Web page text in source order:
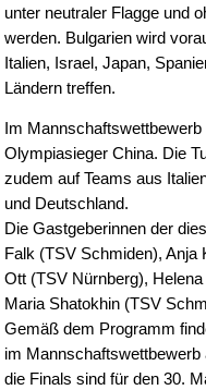
unter neutraler Flagge und
werden. Bulgarien wird
Italien, Israel, Japan,
Ländern treffen.
Im
Olympiasieger China. Die
zudem auf Teams aus
und Deutschland.
Die Gastgeberinnen der
Falk (TSV Schmiden),
Ott (TSV Nürnberg),
Maria Shatokhin (TSV
Gemäß dem Programm
im
die Finals sind für den 30.